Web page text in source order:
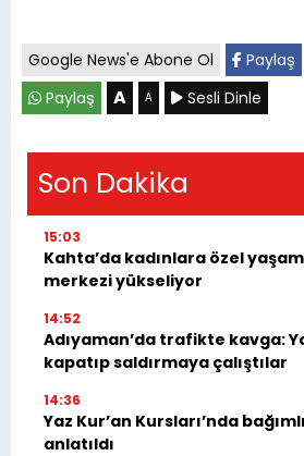
Google News'e Abone Ol Paylaş
Paylaş
A A Sesli Dinle
Son Dakika
15:03
Kahta’da kadınlara özel
merkezi yükseliyor
14:52
Adıyaman’da trafikte kavga:
kapatıp saldırmaya çalıştılar
14:36
Yaz Kur’an Kursları’nda
anlatıldı